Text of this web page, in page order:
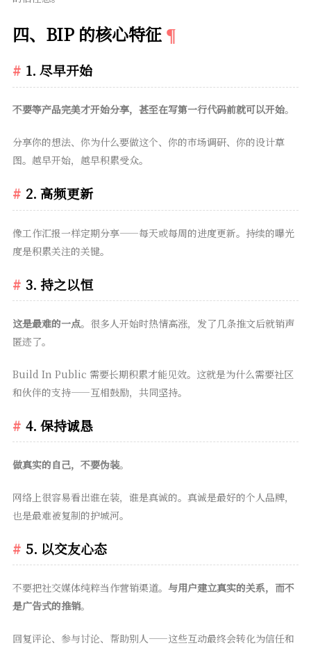
四、BIP 的核心特征
1. 尽早开始
不要等产品完美才开始分享，甚至在写第一行代码前就可以开始。
分享你的想法、你为什么要做这个、你的市场调研、你的设计草
图。越早开始，越早积累受众。
2. 高频更新
像工作汇报一样定期分享——每天或每周的进度更新。持续的曝光
度是积累关注的关键。
3. 持之以恒
这是最难的一点。很多人开始时热情高涨，发了几条推文后就销声
匿迹了。
Build In Public 需要长期积累才能见效。这就是为什么需要社区
和伙伴的支持——互相鼓励，共同坚持。
4. 保持诚恳
做真实的自己，不要伪装。
网络上很容易看出谁在装，谁是真诚的。真诚是最好的个人品牌，
也是最难被复制的护城河。
5. 以交友心态
不要把社交媒体纯粹当作营销渠道。 与用户建立真实的关系，而不
是广告式的推销。
回复评论、参与讨论、帮助别人——这些互动最终会转化为信任和